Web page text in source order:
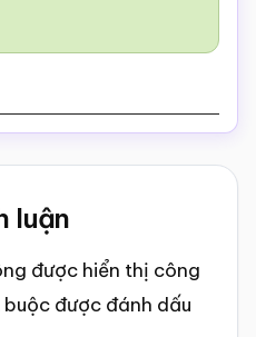
luận
được hiển thị công
được đánh dấu